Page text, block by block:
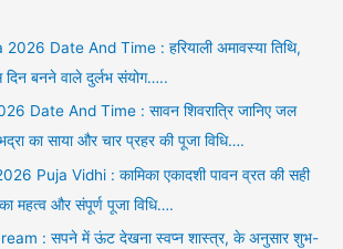
Date And Time : हरियाली अमावस्या तिथि,
बनने वाले दुर्लभ संयोग…..
Date And Time : सावन शिवरात्रि जानिए जल
का साया और चार प्रहर की पूजा विधि….
Puja Vidhi : कामिका एकादशी पावन व्रत की सही
महत्व और संपूर्ण पूजा विधि….
: सपने में ऊंट देखना स्वप्न शास्त्र, के अनुसार शुभ-